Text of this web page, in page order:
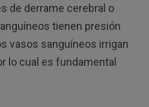
de derrame cerebral o
tienen presión
vasos sanguíneos irrigan
lo cual es fundamental